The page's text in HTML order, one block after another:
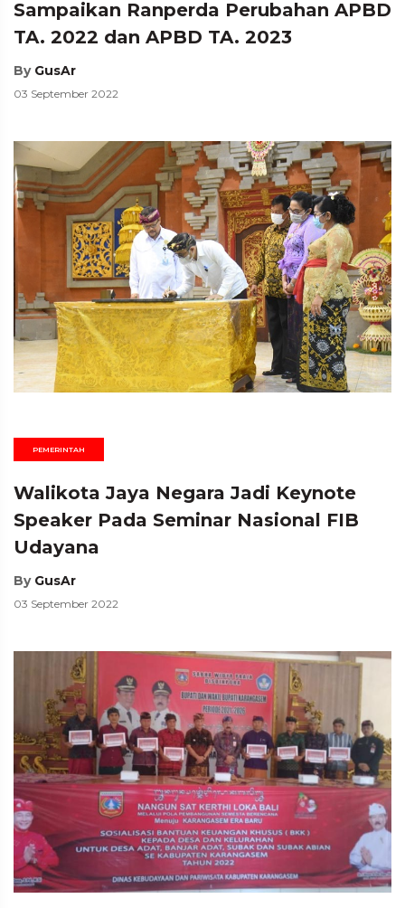
Sampaikan Ranperda Perubahan APBD
TA. 2022 dan APBD TA. 2023
By GusAr
03 September 2022
PEMERINTAH
Walikota Jaya Negara Jadi Keynote
Speaker Pada Seminar Nasional FIB
Udayana
By GusAr
03 September 2022